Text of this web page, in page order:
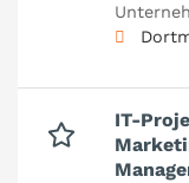
IT-